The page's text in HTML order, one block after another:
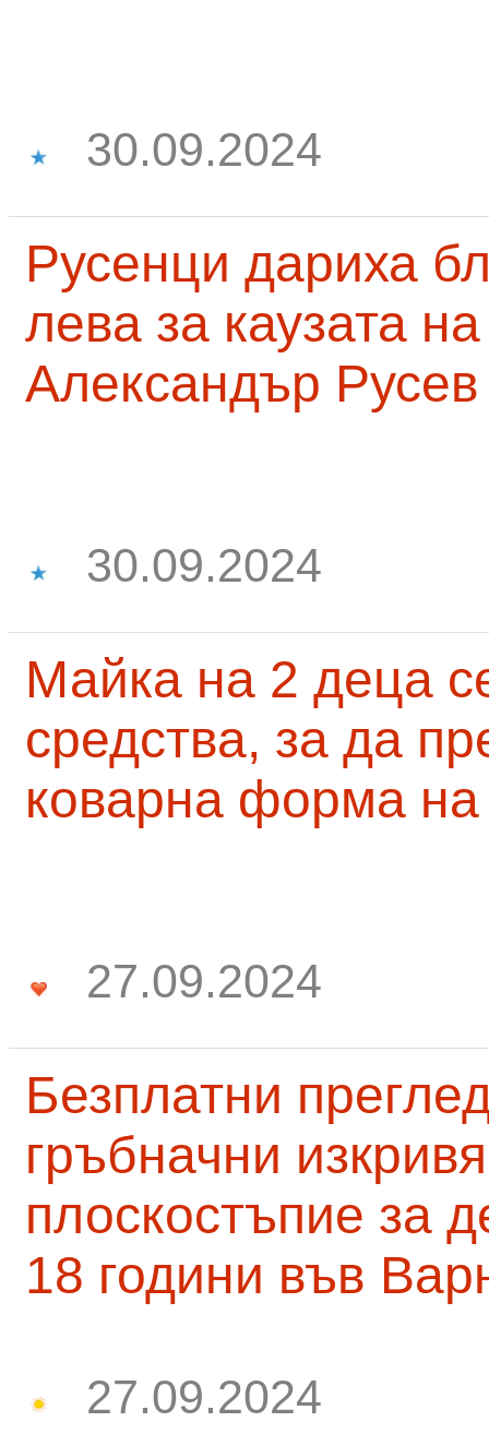
30.09.2024
Русенци дариха
лева за каузата
Александър Русев
30.09.2024
Майка на 2 деца
средства, за да
коварна форма на
27.09.2024
Безплатни
гръбначни
плоскостъпие за
18 години във
27.09.2024